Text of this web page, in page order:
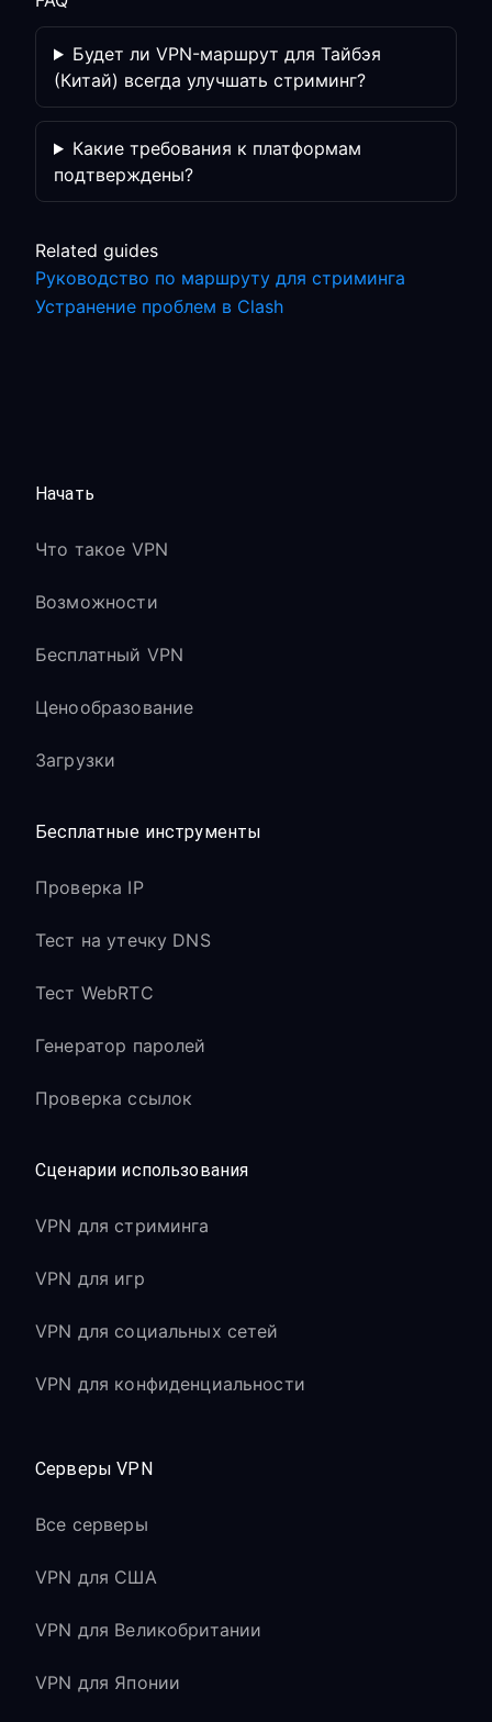
Будет ли VPN-маршрут для Тайбэя
(Китай) всегда улучшать стриминг?
Какие требования к платформам
подтверждены?
Related guides
Руководство по маршруту для стриминга
Устранение проблем в Clash
Начать
Что такое VPN
Возможности
Бесплатный VPN
Ценообразование
Загрузки
Бесплатные инструменты
Проверка IP
Тест на утечку DNS
Тест WebRTC
Генератор паролей
Проверка ссылок
Сценарии использования
VPN для стриминга
VPN для игр
VPN для социальных сетей
VPN для конфиденциальности
Серверы VPN
Все серверы
VPN для США
VPN для Великобритании
VPN для Японии